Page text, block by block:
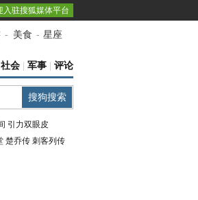
入驻搜狐媒体平台
- 美食 - 星座
社会 军事 评论
引力双眼皮
楚乔传 刺客列传